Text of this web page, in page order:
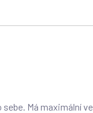
Má maximální